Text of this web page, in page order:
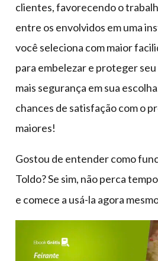
clientes, favorecendo o
entre os envolvidos em uma
você seleciona com maior
para embelezar e proteger
mais segurança em sua
chances de satisfação com o
maiores!
Gostou de entender como
Toldo? Se sim, não perca
e comece a usá-la agora